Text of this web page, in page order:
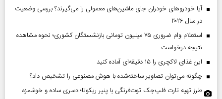
آیا خودروهای خودران جای ماشین‌های معمولی را می‌گیرند؟ بررسی وضعیت
در سال ۲۰۲۶
استعلام وام ضروری ۷۵ میلیون تومانی بازنشستگان کشوری؛ نحوه مشاهده
نتیجه درخواست
این غذای لاکچری را ۱۵ دقیقه‌ای آماده کنید
چگونه می‌توان تصاویر ساخته‌شده با هوش مصنوعی را تشخیص داد؟
طرز تهیه تارت فلپ‌جک توت‌فرنگی با پنیر ریکوتا؛ دسری ساده و خوشمزه